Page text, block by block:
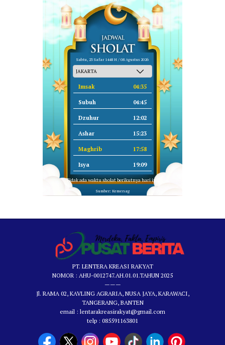
Sabtu, 23 Safar 1448 H / 08 Agustus 2026
Imsak 04:35
Subuh 04:45
Dzuhur 12:02
Ashar 15:23
Maghrib 17:58
Isya 19:09
Tidak ada waktu sholat berikutnya hari ini.
Sumber: Kemenag
PT. LENTERA KREASI RAKYAT
NOMOR : AHU-0012747.AH.01.01.TAHUN 2025
———
Jl. RAMA 02, KAVLING AGRARIA, NUSA JAYA, KARAWACI,
TANGERANG, BANTEN
email : lentarakreasirakyat@gmail.com
telp : 085591163801